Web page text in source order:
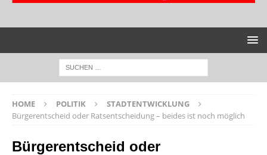
HOME POLITIK
STADTENTWICKLUNG
Bürgerentscheid oder Ratsentscheidung – beides ist noch möglich
Bürgerentscheid oder